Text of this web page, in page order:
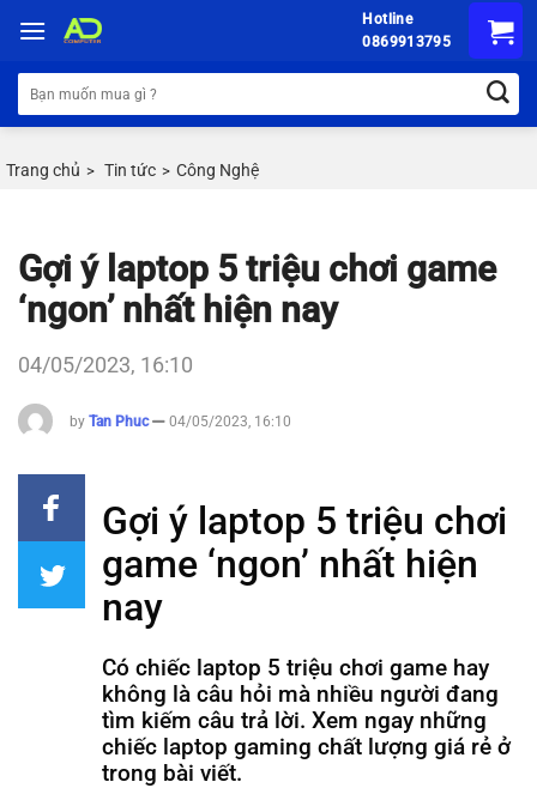
đến
nội
dung
Hotline
0869913795
Tìm
kiếm:
Trang chủ > Tin tức > Công Nghệ
Gợi ý laptop 5 triệu chơi game
‘ngon’ nhất hiện nay
04/05/2023, 16:10
by Tan Phuc 04/05/2023, 16:10
Gợi ý laptop 5 triệu chơi
game ‘ngon’ nhất hiện
nay
Có chiếc laptop 5 triệu chơi game hay
không là câu hỏi mà nhiều người đang
tìm kiếm câu trả lời. Xem ngay những
chiếc laptop gaming chất lượng giá rẻ ở
trong bài viết.